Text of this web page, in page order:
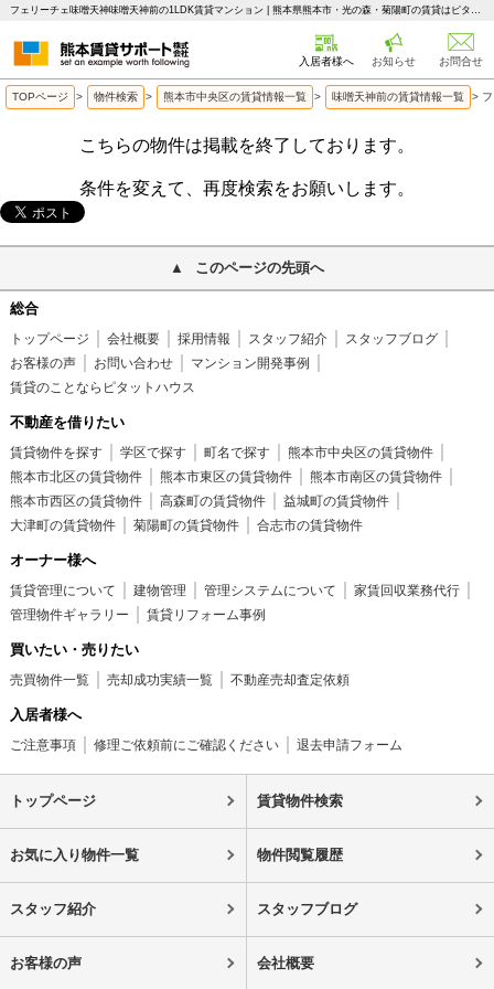
フェリーチェ味噌天神味噌天神前の1LDK賃貸マンション | 熊本県熊本市・光の森・菊陽町の賃貸はピタットハウス 熊本賃貸サポート
入居者様へ お知らせ お問合せ
TOPページ > 物件検索 > 熊本市中央区の賃貸情報一覧 > 味噌天神前の賃貸情報一覧 >
こちらの物件は掲載を終了しております。
条件を変えて、再度検索をお願いします。
このページの先頭へ
総合
トップページ 会社概要 採用情報 スタッフ紹介
スタッフブログ
お客様の声
お問い合わせ
マンション開発事例
賃貸のことならピタットハウス
不動産を借りたい
賃貸物件を探す 学区で探す 町名で探す
熊本市中央区の賃貸物件
熊本市北区の賃貸物件
熊本市東区の賃貸物件
熊本市南区の賃貸物件
熊本市西区の賃貸物件
高森町の賃貸物件
益城町の賃貸物件
大津町の賃貸物件
菊陽町の賃貸物件 合志市の賃貸物件
オーナー様へ
賃貸管理について 建物管理 管理システムについて
家賃回収業務代行
管理物件ギャラリー
賃貸リフォーム事例
買いたい・売りたい
売買物件一覧 売却成功実績一覧 不動産売却査定依頼
入居者様へ
ご注意事項 修理ご依頼前にご確認ください 退去申請フォーム
トップページ 賃貸物件検索
お気に入り物件一覧 物件閲覧履歴
スタッフ紹介 スタッフブログ
お客様の声 会社概要